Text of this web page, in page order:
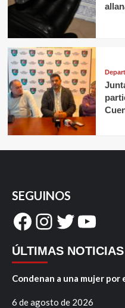
SEGUINOS
Facebook
Instagram
Twitter
ÚLTIMAS NOTICIAS
Condenan a una mujer
6 de agosto de 2026